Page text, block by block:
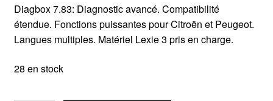
Diagbox 7.83: Diagnostic avancé. Compatibilité
étendue. Fonctions puissantes pour Citroën et Peugeot.
Langues multiples. Matériel Lexie 3 pris en charge.
28 en stock